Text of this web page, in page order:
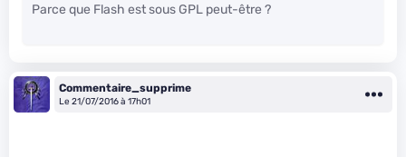
Parce que Flash est sous GPL peut-être ?
Commentaire_supprime
Le 21/07/2016 à 17h01